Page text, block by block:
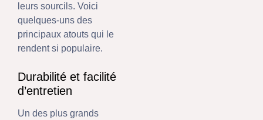
leurs sourcils. Voici
quelques-uns des
principaux atouts qui le
rendent si populaire.
Durabilité et facilité
d’entretien
Un des plus grands